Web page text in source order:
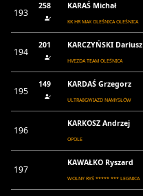
193
258 KARAŚ Michał
KK HR MAX OLEŚNICA OLEŚNICA
194
201 KARCZYŃSKI Dariusz
HVEZDA TEAM OLEŚNICA
195
149 KARDAŚ Grzegorz
ULTRA8GWIAZD NAMYSŁÓW
196
KARKOSZ Andrzej
OPOLE
197
KAWAŁKO Ryszard
WOLNY RYŚ ***** *** LEGNICA